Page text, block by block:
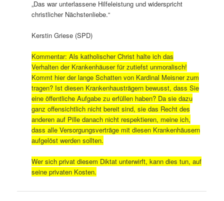
„Das war unterlassene Hilfeleistung und widerspricht
christlicher Nächstenliebe.“
Kerstin Griese (SPD)
Kommentar: Als katholischer Christ halte ich das
Verhalten der Krankenhäuser für zutiefst unmoralisch!
Kommt hier der lange Schatten von Kardinal Meisner zum
tragen? Ist diesen Krankenhausträgern bewusst, dass Sie
eine öffentliche Aufgabe zu erfüllen haben? Da sie dazu
ganz offensichtlich nicht bereit sind, sie das Recht des
anderen auf Pille danach nicht respektieren, meine ich,
dass alle Versorgungsverträge mit diesen Krankenhäusern
aufgelöst werden sollten.
Wer sich privat diesem Diktat unterwirft, kann dies tun, auf
seine privaten Kosten.